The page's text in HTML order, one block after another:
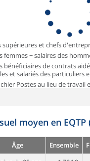
et chefs
femmes − salaires des
bénéficiaires de contrats
et salariés des particuliers
Postes au lieu de travail
moyen en
Âge Ensemble